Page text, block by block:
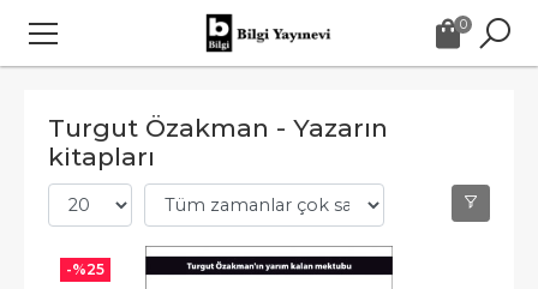
0
Turgut Özakman - Yazarın
kitapları
-%25